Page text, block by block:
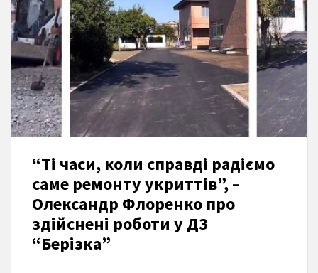
“Ті часи, коли справді радіємо
саме ремонту укриттів”, –
Олександр Флоренко про
здійснені роботи у ДЗ
“Берізка”